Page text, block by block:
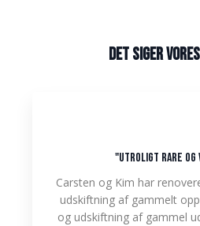
Det siger
"utroligt rare og
Carsten og Kim har
udskiftning af gammelt
og udskiftning af gammel